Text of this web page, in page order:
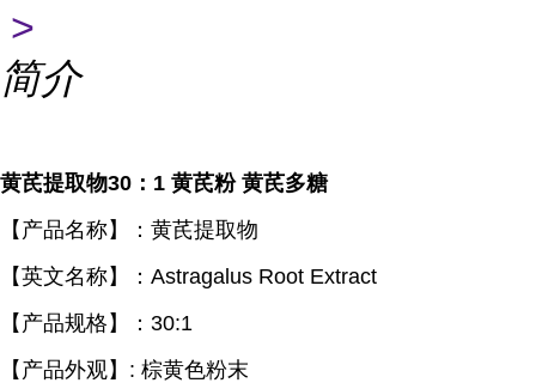
>
简介
黄芪提取物30 ： 1 黄芪粉 黄芪多糖
【产品名称】：黄芪提取物
【英文名称】： Astragalus Root Extract
【产品规格】： 30:1
【产品外观】 : 棕黄色粉末